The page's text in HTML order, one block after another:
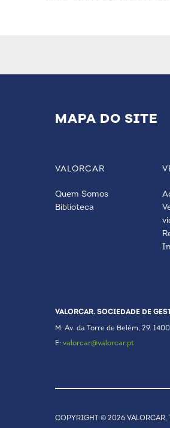
MAPA DO SITE
VALORCAR
Quem Somos
Biblioteca
VALORCAR. SOCIEDADE DE
M: Av. da Torre de Belém, 29.
E: valorcar@valorcar.pt
COPYRIGHT © 2026 VALORCAR,